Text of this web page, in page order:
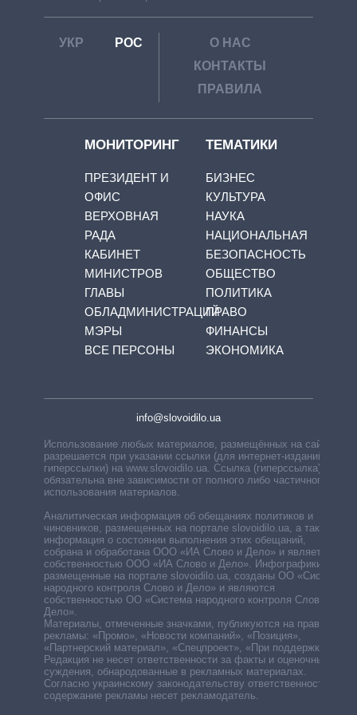
УКР РОС
О НАС
КОНТАКТЫ
ПРАВИЛА
МОНИТОРИНГ
ПРЕЗИДЕНТ И
ОФИС
ВЕРХОВНАЯ
РАДА
КАБИНЕТ
МИНИСТРОВ
ГЛАВЫ
ОБЛАДМИНИСТРАЦИЙ
МЭРЫ
ВСЕ ПЕРСОНЫ
ТЕМАТИКИ
БИЗНЕС
КУЛЬТУРА
НАУКА
НАЦИОНАЛЬНАЯ
БЕЗОПАСНОСТЬ
ОБЩЕСТВО
ПОЛИТИКА
ПРАВО
ФИНАНСЫ
ЭКОНОМИКА
info@slovoidilo.ua
Использование любых материалов, размещённых на сайте,
разрешается при указании ссылки (для интернет-изданий —
гиперссылки) на www.slovoidilo.ua. Ссылка (гиперссылка)
обязательна вне зависимости от полного либо частичного
использования материалов.
Аналитическая информация об обещаниях политиков и
чиновников, размещенных на портале slovoidilo.ua, а также
информация о состоянии выполнения этих обещаний,
собрана и обработана ООО «ИА Слово и Дело» и является
собственностью ООО «ИА Слово и Дело». Инфографики,
размещенные на портале slovoidilo.ua, созданы ОО «Система
народного контроля Слово и Дело» и являются
собственностью ОО «Система народного контроля Слово и
Дело».
Материалы, отмеченные значками, публикуются на правах
рекламы: «Промо», «Новости компаний», «Позиция»,
«Партнерский материал», «Спецпроект», «При поддержке».
Редакция не несет ответственности за факты и оценочные
суждения, обнародованные в рекламных материалах.
Согласно украинскому законодательству ответственность за
содержание рекламы несет рекламодатель.